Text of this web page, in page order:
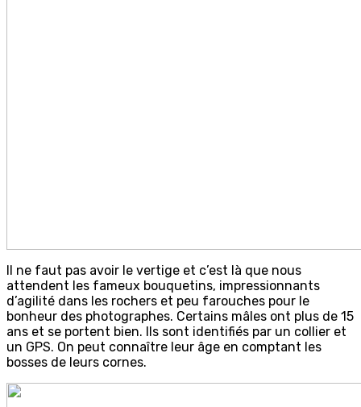
Il ne faut pas avoir le vertige et c’est là que nous
attendent les fameux bouquetins, impressionnants
d’agilité dans les rochers et peu farouches pour le
bonheur des photographes. Certains mâles ont plus de 15
ans et se portent bien. Ils sont identifiés par un collier et
un GPS. On peut connaître leur âge en comptant les
bosses de leurs cornes.